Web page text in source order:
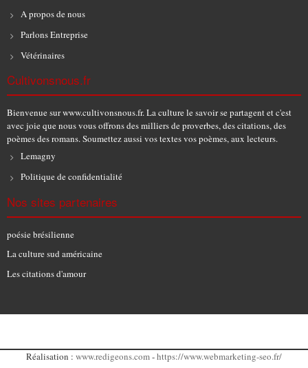
A propos de nous
Parlons Entreprise
Vétérinaires
Cultivonsnous.fr
Bienvenue sur www.cultivonsnous.fr. La culture le savoir se partagent et c'est
avec joie que nous vous offrons des milliers de proverbes, des citations, des
poèmes des romans. Soumettez aussi vos textes vos poèmes, aux lecteurs.
Lemagny
Politique de confidentialité
Nos sites partenaires
poésie brésilienne
La culture sud américaine
Les citations d'amour
Réalisation : www.redigeons.com-https://www.webmarketing-seo.fr/